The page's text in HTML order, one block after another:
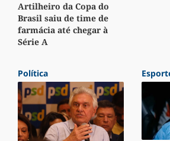
Artilheiro da Copa do
Brasil saiu de time de
farmácia até chegar à
Série A
Política